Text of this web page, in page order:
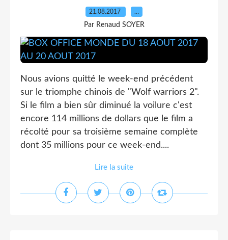
21.08.2017 …
Par Renaud SOYER
Nous avions quitté le week-end précédent
sur le triomphe chinois de "Wolf warriors 2".
Si le film a bien sûr diminué la voilure c'est
encore 114 millions de dollars que le film a
récolté pour sa troisième semaine complète
dont 35 millions pour ce week-end....
Lire la suite